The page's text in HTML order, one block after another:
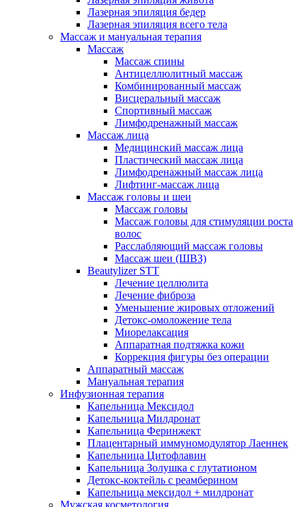
Лазерная эпиляция бедер
Лазерная эпиляция всего тела
Массаж и мануальная терапия
Массаж
Массаж спины
Антицеллюлитный массаж
Комбинированный массаж
Висцеральный массаж
Спортивный массаж
Лимфодренажный массаж
Массаж лица
Медицинский массаж лица
Пластический массаж лица
Лимфодренажный массаж лица
Лифтинг-массаж лица
Массаж головы и шеи
Массаж головы
Массаж головы для стимуляции роста
волос
Расслабляющий массаж головы
Массаж шеи (ШВЗ)
Beautylizer STT
Лечение целлюлита
Лечение фиброза
Уменьшение жировых отложений
Детокс-омоложение тела
Миорелаксация
Аппаратная подтяжка кожи
Коррекция фигуры без операции
Аппаратный массаж
Мануальная терапия
Инфузионная терапия
Капельница Мексидол
Капельница Милдронат
Капельница Феринжект
Плацентарный иммуномодулятор Лаеннек
Капельница Цитофлавин
Капельница Золушка с глутатионом
Детокс-коктейль с реамберином
Капельница мексидол + милдронат
Мужская косметология